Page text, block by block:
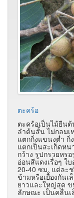
ตะคร้อ
ตะคร้อเป็นไม้ยืน
ลำต้นสั้น ไม่กลม
แตกกิ่งแขนงต่ำ กิ่
แตกเป็นสะเก็ดห
กว้าง รูปกรวยหร
อ่อนสีแดงเรื่อๆ ใ
20-40 ซม. แต่ละ
ข้ามหรือเยื้องกัน
ยาวและใหญ่สุด ข
ลักษณะ เป็นคลื่นเ